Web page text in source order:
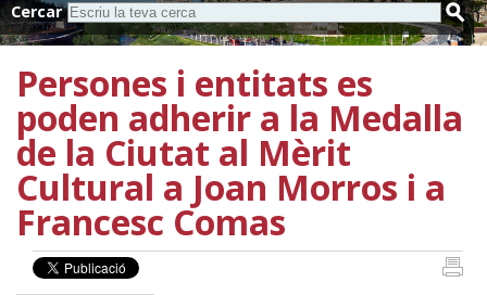
Cercar
Persones i entitats es
poden adherir a la Medalla
de la Ciutat al Mèrit
Cultural a Joan Morros i a
Francesc Comas